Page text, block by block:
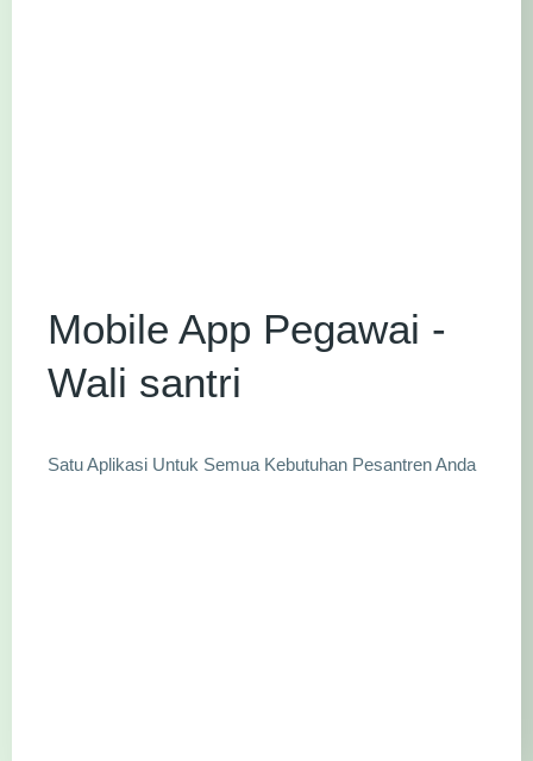
Mobile App Pegawai -
Wali santri
Satu Aplikasi Untuk Semua Kebutuhan Pesantren Anda